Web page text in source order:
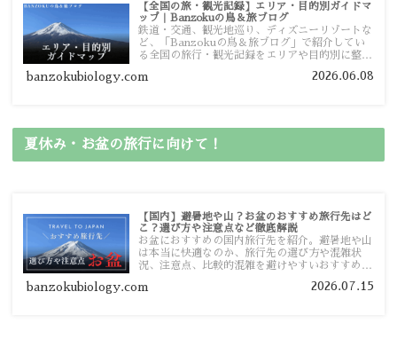
【全国の旅・観光記録】エリア・目的別ガイドマ
ップ｜Banzokuの鳥＆旅ブログ
鉄道・交通、観光地巡り、ディズニーリゾートな
ど、「Banzokuの鳥＆旅ブログ」で紹介してい
る全国の旅行・観光記録をエリアや目的別に整理
ガイドマップからスムーズに見つけていただけま
banzokubiology.com 2026.06.08
夏休み・お盆の旅行に向けて！
【国内】避暑地や山？お盆のおすすめ旅行先はど
こ？選び方や注意点など徹底解説
お盆におすすめの国内旅行先を紹介。避暑地や山
は本当に快適なのか、旅行先の選び方や混雑状
況、注意点、比較的混雑を避けやすいおすすめス
す。
banzokubiology.com 2026.07.15